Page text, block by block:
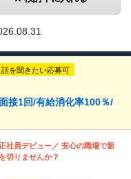
話を聞きたい応募可
接1回/有給消化率100％/
社員デビュー／ 安心の職場で新
切りませんか？